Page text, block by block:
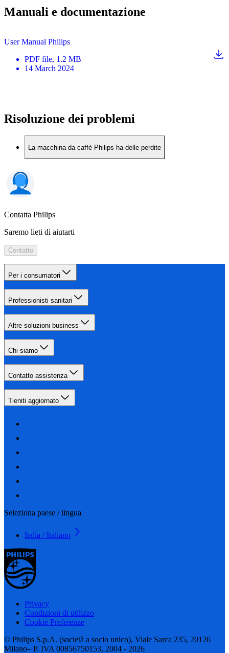
Manuali e documentazione
User Manual Philips
PDF file, 1.2 MB
14 March 2024
Risoluzione dei problemi
La macchina da caffè Philips ha delle perdite
Contatta Philips
Saremo lieti di aiutarti
Contatto
Per i consumatori
Professionisti sanitari
Altre soluzioni business
Chi siamo
Contatto assistenza
Tieniti aggiornato
Seleziona paese / lingua
Italia / Italiano
Privacy
Condizioni di utilizzo
Cookie Preferenze
© Philips S.p.A. (società a socio unico), Viale Sarca 235, 20126
Milano– P. IVA 00856750153, 2004 - 2026